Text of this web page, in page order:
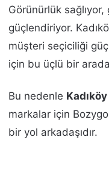
Görünürlük
güçlendiriyor.
müşteri seçiciliği
için bu üçlü bir
Bu nedenle
markalar için
bir yol arkadaşıdır.